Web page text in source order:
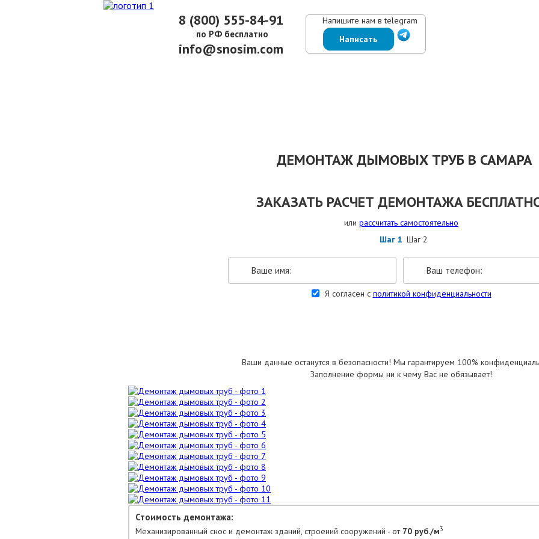
8 (800) 555-84-91
по РФ бесплатно
info@snosim.com
Напишите нам в telegram
Написать
ДЕМОНТАЖ ДЫМОВЫХ ТРУБ В САМАРА
ЗАКАЗАТЬ РАСЧЕТ ДЕМОНТАЖА
или рассчитать самостоятельно
Шаг 1 Шаг 2
Я согласен с политикой конфиденциальности
Ваши данные останутся в безопасности! Мы гарантируем 100%
Заполнение формы ни к чему Вас не обязывает!
Стоимость демонтажа:
Механизированный снос и демонтаж зданий, строений сооружений - от 70 руб./м3